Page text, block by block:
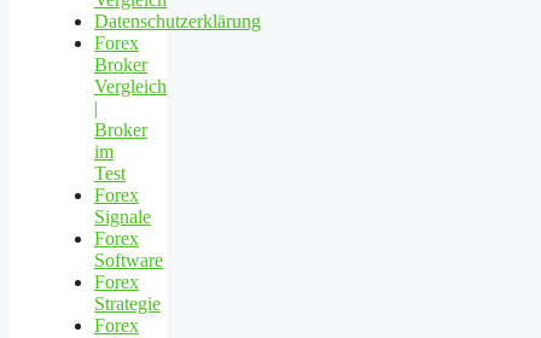
Datenschutzerklärung
Forex
Broker
Vergleich
|
Broker
im
Test
Forex
Signale
Forex
Software
Forex
Strategie
Forex